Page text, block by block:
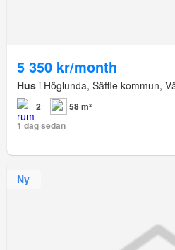
5 350 kr/month
Hus i Höglunda, Säffle kommun,
2
58 m²
1 dag sedan
Ny